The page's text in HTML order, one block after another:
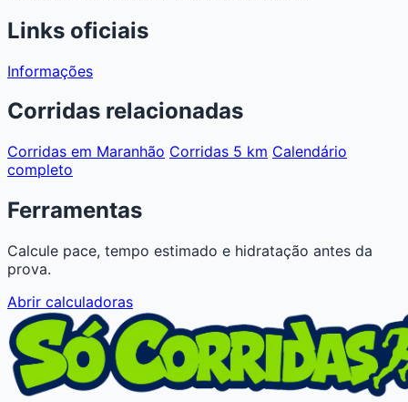
Links oficiais
Informações
Corridas relacionadas
Corridas em Maranhão Corridas 5 km Calendário
completo
Ferramentas
Calcule pace, tempo estimado e hidratação antes da
prova.
Abrir calculadoras